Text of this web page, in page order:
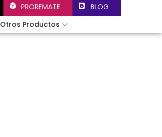
PROREMATE
BLOG
Otros Productos